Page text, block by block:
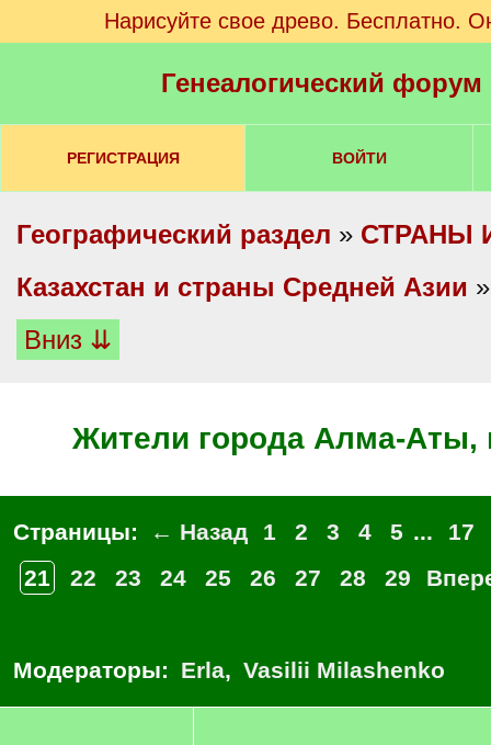
Нарисуйте свое древо. Бесплатно.
Генеалогический
РЕГИСТРАЦИЯ ВОЙТИ
Географический раздел » СТРАНЫ
Казахстан и страны Средней Азии
Вниз ⇊
Жители города Алма-Аты,
Страницы: ← Назад 1 2 3 4 5 ...
17
21
22 23 24 25 26 27 28 29
Модераторы: Erla, Vasilii Milashenko